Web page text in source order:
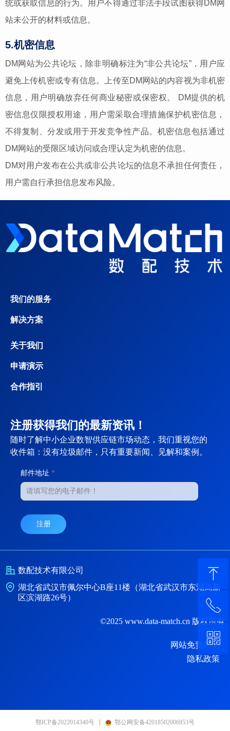
统或获取信息的行为。用户不得通过非法手段试图获得DM网
站未公开的材料或信息。
5.机密信息
DM网站为公共论坛，除非明确标注为“非公共论坛”，用户应
避免上传机密或专有信息。上传至DM网站的内容视为非机密
信息，用户明确放弃任何商业秘密或保密权。 DM提供的机
密信息仅限授权用途，用户需采取合理措施保护机密信息，
不得复制、分发或用于开发竞争性产品。机密信息包括通过
DM网站的受限区域访问或合理认定为机密的信息。
DM对用户发布在公共或非公共论坛的信息不承担任何责任，
用户需自行承担信息发布风险。
我们的服务
解决方案
关于我们
申请演示
合作指引
数配技术有限公司
湖北省武汉市佩尔中心B座11楼（湖北省武汉市东湖高新
区滨湖路26号）
©2025 www.data-match.cn 版权所有
网站免责声明
隐私政策
注册获得我们的最新资讯！
随时了解中小企业数智供应链市场动态，我们重视您的
收件箱：没有垃圾邮件，只有重要新闻、见解和案例。
邮件地址 *
注册
鄂ICP备2022014340号 鄂公网安备42018502006953号
ꁸ
回到顶部
ꂅ
400-1600-575
ꀥ